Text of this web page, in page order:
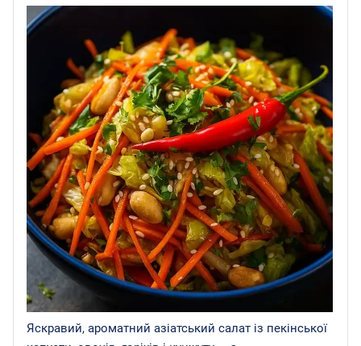
Яскравий, ароматний азіатський салат із пекінської